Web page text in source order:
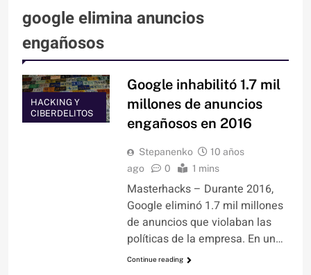
google elimina anuncios
engañosos
HACKING Y
CIBERDELITOS
Google inhabilitó 1.7 mil
millones de anuncios
engañosos en 2016
Stepanenko
10 años
ago
0 1 mins
Masterhacks – Durante 2016,
Google eliminó 1.7 mil millones
de anuncios que violaban las
políticas de la empresa. En un…
Continue reading